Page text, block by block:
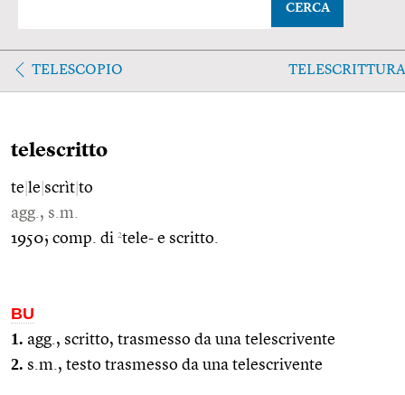
CERCA
TELESCOPIO TELESCRITTURA
telescritto
te le scrìt to
agg., s.m.
1950; comp. di 2tele- e scritto.
BU
1. agg., scritto, trasmesso da una telescrivente
2. s.m., testo trasmesso da una telescrivente